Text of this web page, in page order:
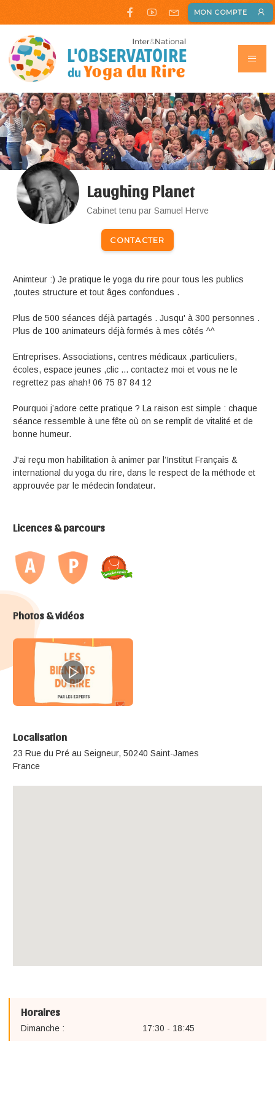
MON COMPTE
Laughing Planet
Cabinet tenu par Samuel Herve
CONTACTER
Animteur :) Je pratique le yoga du rire pour tous les publics
,toutes structure et tout âges confondues .
Plus de 500 séances déjà partagés . Jusqu' à 300 personnes .
Plus de 100 animateurs déjà formés à mes côtés ^^
Entreprises. Associations, centres médicaux ,particuliers,
écoles, espace jeunes ,clic ... contactez moi et vous ne le
regrettez pas ahah! 06 75 87 84 12
Pourquoi j’adore cette pratique ? La raison est simple : chaque
séance ressemble à une fête où on se remplit de vitalité et de
bonne humeur.
J'ai reçu mon habilitation à animer par l’Institut Français &
international du yoga du rire, dans le respect de la méthode et
approuvée par le médecin fondateur.
Licences & parcours
Photos & vidéos
Localisation
23 Rue du Pré au Seigneur, 50240 Saint-James
France
Horaires
Dimanche : 17:30 - 18:45